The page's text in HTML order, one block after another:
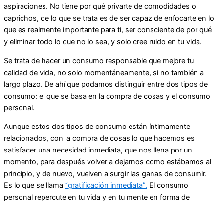
aspiraciones. No tiene por qué privarte de comodidades o
caprichos, de lo que se trata es de ser capaz de enfocarte en lo
que es realmente importante para ti, ser consciente de por qué
y eliminar todo lo que no lo sea, y solo cree ruido en tu vida.
Se trata de hacer un consumo responsable que mejore tu
calidad de vida, no solo momentáneamente, si no también a
largo plazo. De ahí que podamos distinguir entre dos tipos de
consumo: el que se basa en la compra de cosas y el consumo
personal.
Aunque estos dos tipos de consumo están íntimamente
relacionados, con la compra de cosas lo que hacemos es
satisfacer una necesidad inmediata, que nos llena por un
momento, para después volver a dejarnos como estábamos al
principio, y de nuevo, vuelven a surgir las ganas de consumir.
Es lo que se llama “gratificación inmediata”. El consumo
personal repercute en tu vida y en tu mente en forma de